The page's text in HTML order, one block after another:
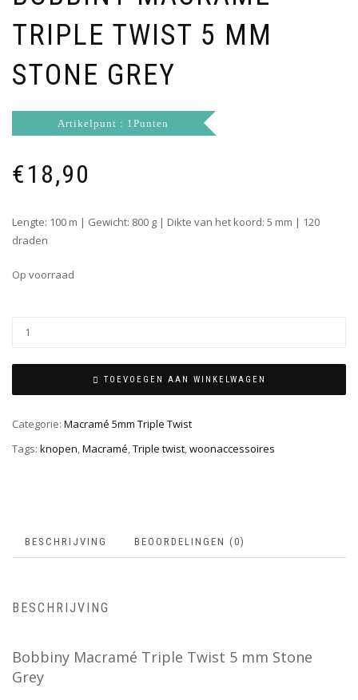
TRIPLE TWIST 5 MM
STONE GREY
Artikelpunt : 1Punten
€18,90
Lengte: 100 m | Gewicht: 800 g | Dikte van het koord: 5 mm | 120
draden
Op voorraad
TOEVOEGEN AAN WINKELWAGEN
Categorie: Macramé 5mm Triple Twist
Tags: knopen Macramé Triple twist woonaccessoires
BESCHRIJVING BEOORDELINGEN (0)
BESCHRIJVING
Bobbiny Macramé Triple Twist 5 mm Stone
Grey